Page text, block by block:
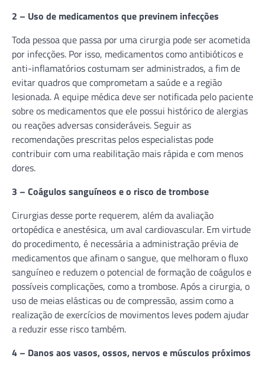
2 – Uso de medicamentos que previnem infecções
Toda pessoa que passa por uma cirurgia pode ser acometida
por infecções. Por isso, medicamentos como antibióticos e
anti-inflamatórios costumam ser administrados, a fim de
evitar quadros que comprometam a saúde e a região
lesionada. A equipe médica deve ser notificada pelo paciente
sobre os medicamentos que ele possui histórico de alergias
ou reações adversas consideráveis. Seguir as
recomendações prescritas pelos especialistas pode
contribuir com uma reabilitação mais rápida e com menos
dores.
3 – Coágulos sanguíneos e o risco de trombose
Cirurgias desse porte requerem, além da avaliação
ortopédica e anestésica, um aval cardiovascular. Em virtude
do procedimento, é necessária a administração prévia de
medicamentos que afinam o sangue, que melhoram o fluxo
sanguíneo e reduzem o potencial de formação de coágulos e
possíveis complicações, como a trombose. Após a cirurgia, o
uso de meias elásticas ou de compressão, assim como a
realização de exercícios de movimentos leves podem ajudar
a reduzir esse risco também.
4 – Danos aos vasos, ossos, nervos e músculos próximos